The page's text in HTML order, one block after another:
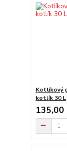
Kotlíkový
kotlík 30 L
135,00